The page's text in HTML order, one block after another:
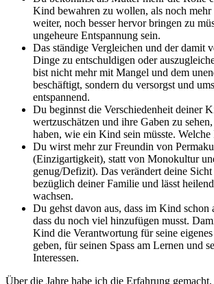
Kind bewahren zu wollen, als noch mehr
weiter, noch besser hervor bringen zu
ungeheure Entspannung sein.
Das ständige Vergleichen und der damit
Dinge zu entschuldigen oder
bist nicht mehr mit Mangel und dem
beschäftigt, sondern du versorgst und
entspannend.
Du beginnst die Verschiedenheit deiner
wertzuschätzen und ihre Gaben zu
haben, wie ein Kind sein müsste. Welche
Du wirst mehr zur Freundin von
(Einzigartigkeit), statt von Monokultur
genug/Defizit). Das verändert deine
bezüglich deiner Familie und lässt
wachsen.
Du gehst davon aus, dass im Kind schon
dass du noch viel hinzufügen musst.
Kind die Verantwortung für seine
geben, für seinen Spass am Lernen und
Interessen.
Über die Jahre habe ich die Erfahrung